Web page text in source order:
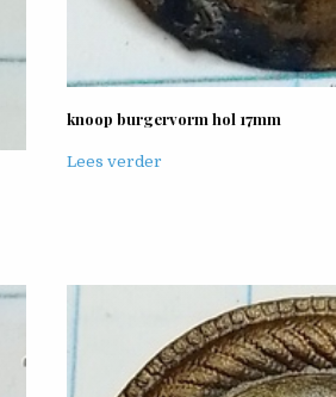
knoop burgervorm hol 17mm
Lees verder